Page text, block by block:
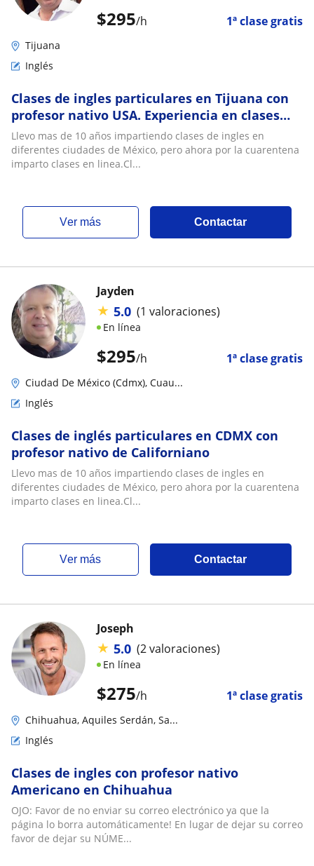
$295/h 1ª clase gratis
Tijuana
Inglés
Clases de ingles particulares en Tijuana con
profesor nativo USA. Experiencia en clases
Online y Presenciales
Llevo mas de 10 años impartiendo clases de ingles en
diferentes ciudades de México, pero ahora por la cuarentena
imparto clases en linea.Cl...
ver más Contactar
$295/h 1ª clase gratis
Jayden
★ 5.0 (1 valoraciones)
En línea
Ciudad De México (Cdmx), Cuau...
Inglés
Clases de inglés particulares en CDMX con
profesor nativo de Californiano
Llevo mas de 10 años impartiendo clases de ingles en
diferentes ciudades de México, pero ahora por la cuarentena
imparto clases en linea.Cl...
ver más Contactar
$275/h 1ª clase gratis
Joseph
★ 5.0 (2 valoraciones)
En línea
Chihuahua, Aquiles Serdán, Sa...
Inglés
Clases de ingles con profesor nativo
Americano en Chihuahua
OJO: Favor de no enviar su correo electrónico ya que la
página lo borra automáticamente! En lugar de dejar su correo
favor de dejar su NÚME...